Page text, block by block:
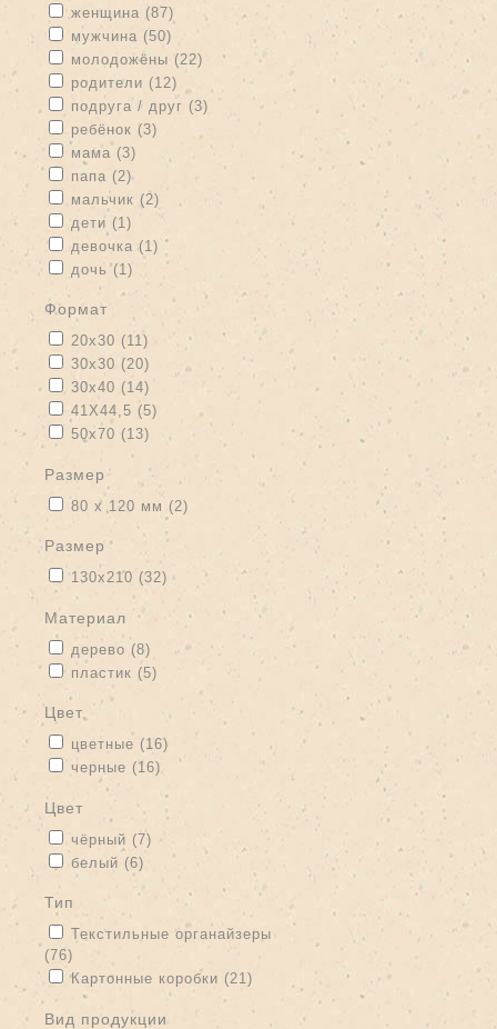
Apply женщина filter
женщина (87)
Apply мужчина filter
мужчина (50)
Apply молодожёны filter
молодожёны (22) Apply молодожёны filter
Apply родители filter
родители (12) Apply родители filter
Apply подруга / друг filter
подруга / друг (3) Apply подруга / друг filter
Apply ребёнок filter
ребёнок (3)
Apply мама filter
мама (3) Apply мама filter
Apply папа filter
папа (2)Apply папа filter
Apply мальчик filter
мальчик (2) Apply мальчик filter
Apply дети filter
дети (1)
Apply девочка filter
девочка (1) Apply девочка filter
Apply дочь filter
дочь (1) Apply дочь filter
формат
Apply 20x30 filter
20x30 (11) Apply 20x30 filter
Apply 30x30 filter
30x30 (20) Apply 30x30 filter
Apply 30x40 filter
30x40 (14) Apply 30x40 filter
Apply 41Х44,5 filter
41Х44,5 (5)
Apply 50x70 filter
50x70 (13)
размер
Apply 80 х 120 мм filter
80 х 120 мм (2) Apply 80 х 120 мм filter
размер
Apply 130х210 filter
130х210 (32) Apply 130х210 filter
материал
Apply дерево filter
дерево (8) Apply дерево filter
Apply пластик filter
пластик (5)
цвет
Apply цветные filter
цветные (16) Apply цветные filter
Apply черные filter
черные (16) Apply черные filter
цвет
Apply чёрный filter
чёрный (7)
Apply белый filter
белый (6) Apply белый filter
тип
Apply Текстильные органайзеры filter
Текстильные органайзеры
(76)
Apply Картонные коробки filter
Картонные коробки (21) Apply Картонные коробки filter
вид продукции